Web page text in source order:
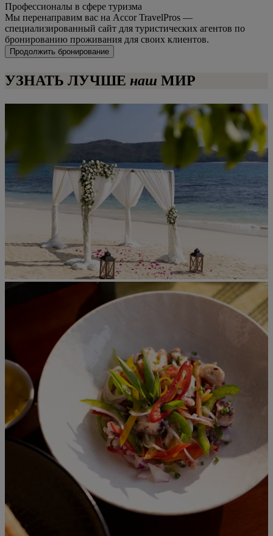
Профессионалы в сфере туризма
Мы перенаправим вас на Accor TravelPros —
специализированный сайт для туристических агентов по
бронированию проживания для своих клиентов.
Продолжить бронирование
УЗНАТЬ ЛУЧШЕ наш МИР